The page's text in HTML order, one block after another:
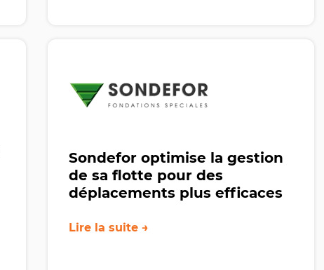
Sondefor optimise la gestion
de sa flotte pour des
déplacements plus efficaces
Lire la suite →